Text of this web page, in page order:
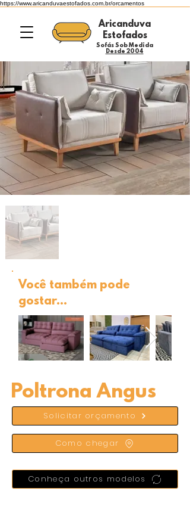
https://www.aricanduvaestofados.com.br/orcamentos
Aricanduva
Estofados
Desde 2004
Sofás Sob Medida
Você também pode
gostar...
Poltrona Angus
Solicitar orçamento
Como chegar
Conheça outros modelos